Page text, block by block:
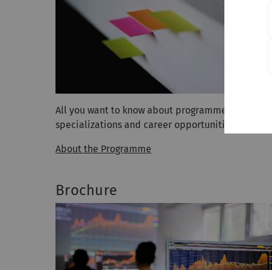
All you want to know about programme structure,
specializations and career opportunities.
About the Programme
Brochure